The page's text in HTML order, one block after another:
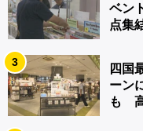
ベン
点集
3
四国
ーン
も